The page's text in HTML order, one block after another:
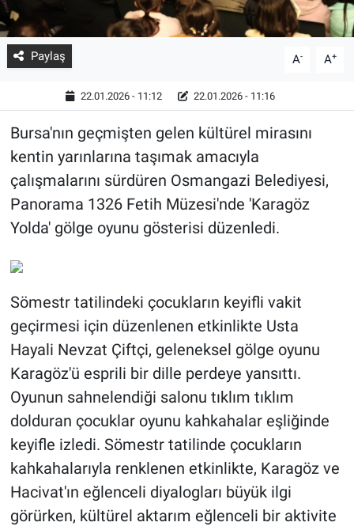
Paylaş A- A+
22.01.2026 - 11:12 22.01.2026 - 11:16
Bursa'nın geçmişten gelen kültürel mirasını
kentin yarınlarına taşımak amacıyla
çalışmalarını sürdüren Osmangazi Belediyesi,
Panorama 1326 Fetih Müzesi'nde 'Karagöz
Yolda' gölge oyunu gösterisi düzenledi.
Sömestr tatilindeki çocukların keyifli vakit
geçirmesi için düzenlenen etkinlikte Usta
Hayali Nevzat Çiftçi, geleneksel gölge oyunu
Karagöz'ü esprili bir dille perdeye yansıttı.
Oyunun sahnelendiği salonu tıklım tıklım
dolduran çocuklar oyunu kahkahalar eşliğinde
keyifle izledi. Sömestr tatilinde çocukların
kahkahalarıyla renklenen etkinlikte, Karagöz ve
Hacivat'ın eğlenceli diyalogları büyük ilgi
görürken, kültürel aktarım eğlenceli bir aktivite